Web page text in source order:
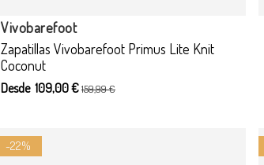
Zapatillas Vivobarefoot Primus Lite Knit
Coconut
Vivobarefoot
Desde 109,00 €159,99 €
-22%